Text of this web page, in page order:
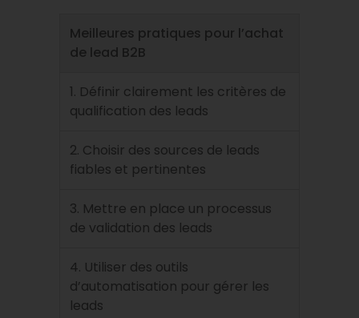
Meilleures pratiques pour l’achat
de lead B2B
1. Définir clairement les critères de
qualification des leads
2. Choisir des sources de leads
fiables et pertinentes
3. Mettre en place un processus
de validation des leads
4. Utiliser des outils
d’automatisation pour gérer les
leads